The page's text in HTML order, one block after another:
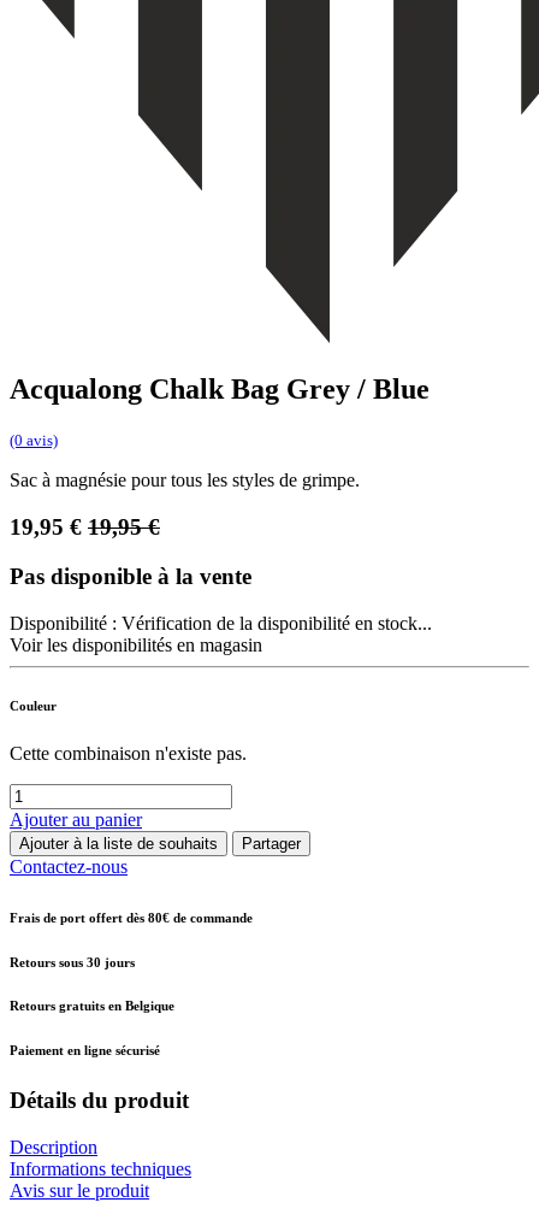
Acqualong Chalk Bag Grey / Blue
(0 avis)
Sac à magnésie pour tous les styles de grimpe.
19,95 € 19,95€
Pas disponible à la vente
Disponibilité : Vérification de la disponibilité en stock...
Voir les disponibilités en magasin
Couleur
Cette combinaison n'existe pas.
Ajouter au panier
Ajouter à la liste de souhaits Partager
Contactez-nous
Frais de port offert dès 80€ de commande
Retours sous 30 jours
Retours gratuits en Belgique
Paiement en ligne sécurisé
Détails du produit
Description
Informations techniques
Avis sur le produit